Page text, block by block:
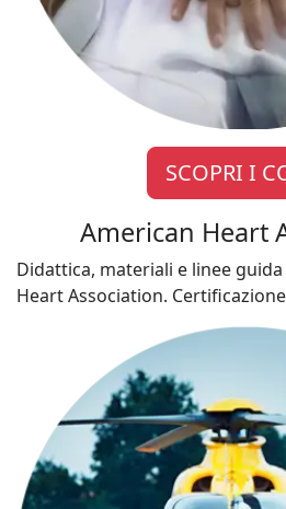
SCOPRI I
American Heart
Didattica, materiali e linee
Heart Association.